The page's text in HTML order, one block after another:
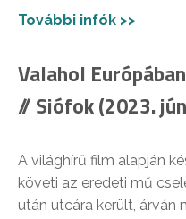
További infók >>
Valahol
// Siófok (2023.
A világhírű film alapján
követi az eredeti mű
után utcára került, árván